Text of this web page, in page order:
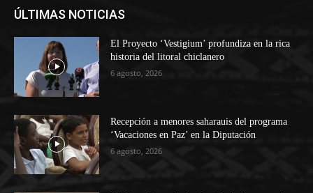
ÚLTIMAS NOTICIAS
El Proyecto ‘Vestigium’ profundiza en la rica
historia del litoral chiclanero
6 agosto, 2026
Recepción a menores saharauis del programa
‘Vacaciones en Paz’ en la Diputación
6 agosto, 2026